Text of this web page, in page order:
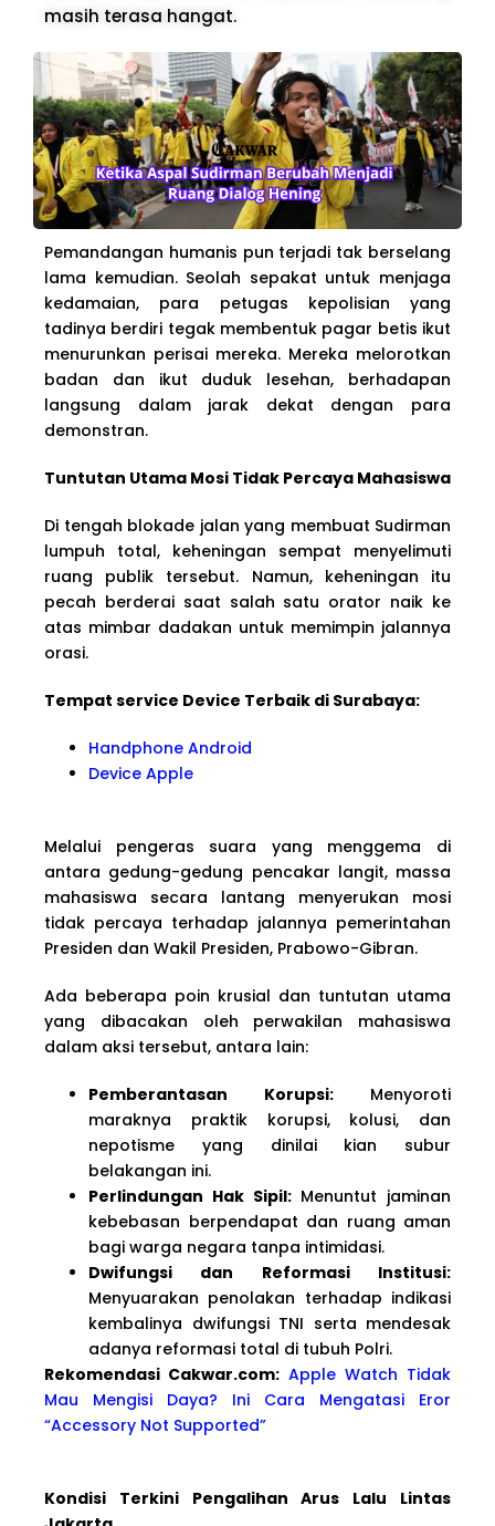
masih terasa hangat.
Pemandangan humanis pun terjadi tak berselang
lama kemudian. Seolah sepakat untuk menjaga
kedamaian, para petugas kepolisian yang
tadinya berdiri tegak membentuk pagar betis ikut
menurunkan perisai mereka. Mereka melorotkan
badan dan ikut duduk lesehan, berhadapan
langsung dalam jarak dekat dengan para
demonstran.
Tuntutan Utama Mosi Tidak Percaya Mahasiswa
Di tengah blokade jalan yang membuat Sudirman
lumpuh total, keheningan sempat menyelimuti
ruang publik tersebut. Namun, keheningan itu
pecah berderai saat salah satu orator naik ke
atas mimbar dadakan untuk memimpin jalannya
orasi.
Tempat service Device Terbaik di Surabaya:
Handphone Android
Device Apple
Melalui pengeras suara yang menggema di
antara gedung-gedung pencakar langit, massa
mahasiswa secara lantang menyerukan mosi
tidak percaya terhadap jalannya pemerintahan
Presiden dan Wakil Presiden, Prabowo-Gibran.
Ada beberapa poin krusial dan tuntutan utama
yang dibacakan oleh perwakilan mahasiswa
dalam aksi tersebut, antara lain:
Pemberantasan Korupsi:Menyoroti
maraknya praktik korupsi, kolusi, dan
nepotisme yang dinilai kian subur
belakangan ini.
Perlindungan Hak Sipil:Menuntut jaminan
kebebasan berpendapat dan ruang aman
bagi warga negara tanpa intimidasi.
Dwifungsi dan Reformasi Institusi:
Menyuarakan penolakan terhadap indikasi
kembalinya dwifungsi TNI serta mendesak
adanya reformasi total di tubuh Polri.
Rekomendasi Cakwar.com: Apple Watch Tidak
Mau Mengisi Daya? Ini Cara Mengatasi Eror
“Accessory Not Supported”
Kondisi Terkini Pengalihan Arus Lalu Lintas